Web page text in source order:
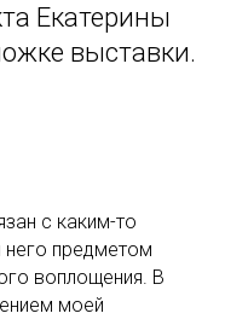
Екатерины
выставки.
с каким-то
него предметом
воплощения. В
моей